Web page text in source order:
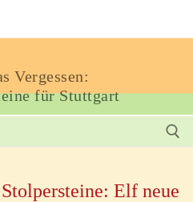
Vergessen:
für Stuttgart
Elf neue